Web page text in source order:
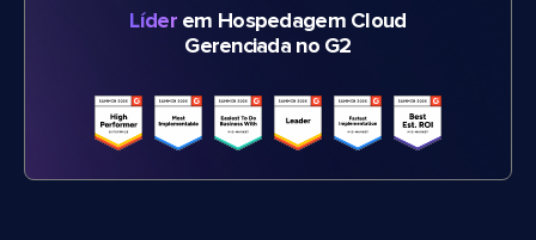
Líderem Hospedagem Cloud
Gerenciada no G2